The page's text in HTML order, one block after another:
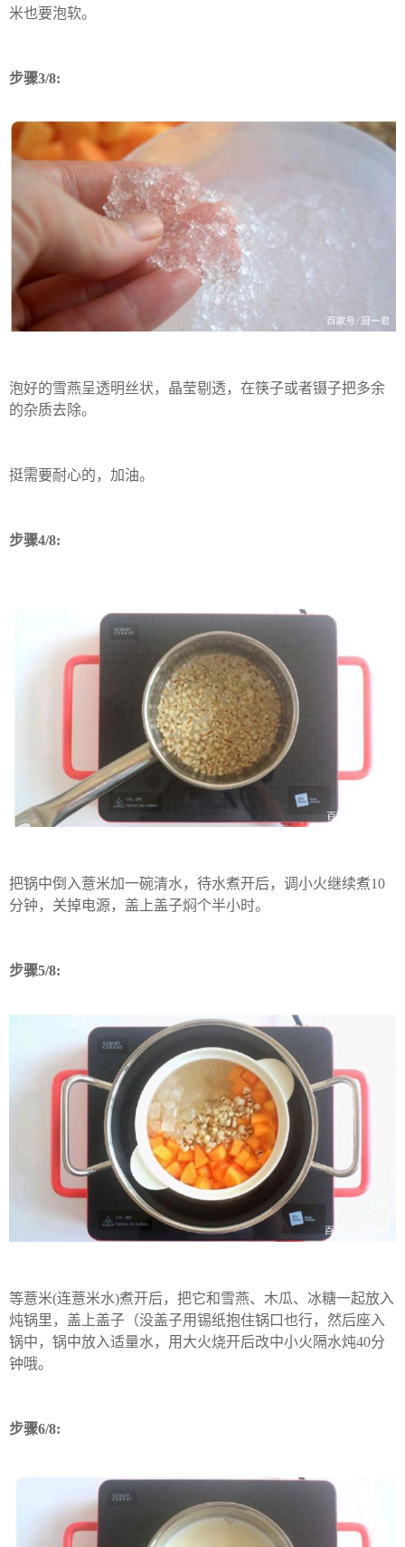
米也要泡软。
步骤3/8:
泡好的雪燕呈透明丝状，晶莹剔透，在筷子或者镊子把多余
的杂质去除。
挺需要耐心的，加油。
步骤4/8:
把锅中倒入薏米加一碗清水，待水煮开后，调小火继续煮10
分钟，关掉电源，盖上盖子焖个半小时。
步骤5/8:
等薏米(连薏米水)煮开后，把它和雪燕、木瓜、冰糖一起放入
炖锅里，盖上盖子（没盖子用锡纸抱住锅口也行，然后座入
锅中，锅中放入适量水，用大火烧开后改中小火隔水炖40分
钟哦。
步骤6/8: